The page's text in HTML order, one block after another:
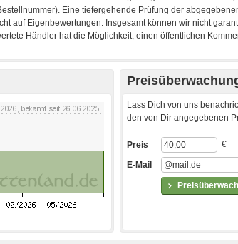
Lass Dich von uns
den von Dir angegebenen
Preis €
E-Mail